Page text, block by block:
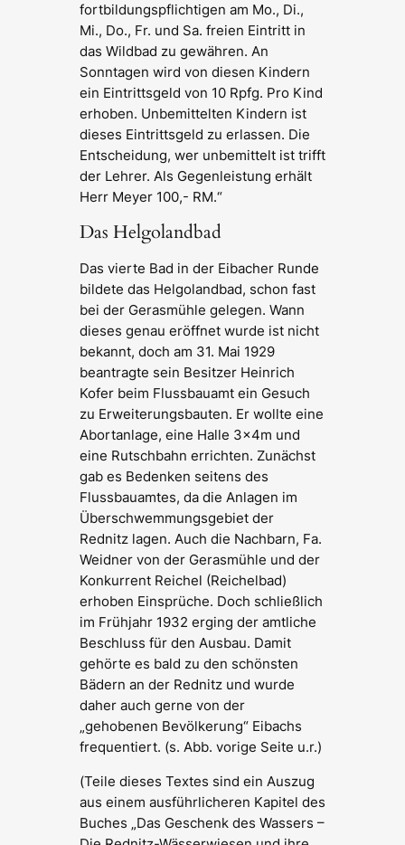
fortbildungspflichtigen am Mo., Di.,
Mi., Do., Fr. und Sa. freien Eintritt in
das Wildbad zu gewähren. An
Sonntagen wird von diesen Kindern
ein Eintrittsgeld von 10 Rpfg. Pro Kind
erhoben. Unbemittelten Kindern ist
dieses Eintrittsgeld zu erlassen. Die
Entscheidung, wer unbemittelt ist trifft
der Lehrer. Als Gegenleistung erhält
Herr Meyer 100,- RM.“
Das Helgolandbad
Das vierte Bad in der Eibacher Runde
bildete das Helgolandbad, schon fast
bei der Gerasmühle gelegen. Wann
dieses genau eröffnet wurde ist nicht
bekannt, doch am 31. Mai 1929
beantragte sein Besitzer Heinrich
Kofer beim Flussbauamt ein Gesuch
zu Erweiterungsbauten. Er wollte eine
Abortanlage, eine Halle 3x4m und
eine Rutschbahn errichten. Zunächst
gab es Bedenken seitens des
Flussbauamtes, da die Anlagen im
Überschwemmungsgebiet der
Rednitz lagen. Auch die Nachbarn, Fa.
Weidner von der Gerasmühle und der
Konkurrent Reichel (Reichelbad)
erhoben Einsprüche. Doch schließlich
im Frühjahr 1932 erging der amtliche
Beschluss für den Ausbau. Damit
gehörte es bald zu den schönsten
Bädern an der Rednitz und wurde
daher auch gerne von der
„gehobenen Bevölkerung“ Eibachs
frequentiert. (s. Abb. vorige Seite u.r.)
(Teile dieses Textes sind ein Auszug
aus einem ausführlicheren Kapitel des
Buches „Das Geschenk des Wassers –